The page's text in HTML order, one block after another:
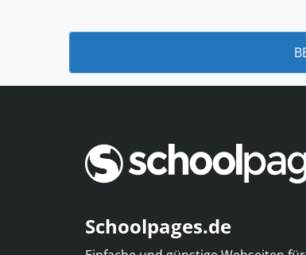
Schoolpages.de